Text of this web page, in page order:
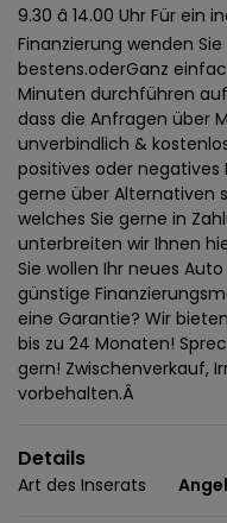
9.30 â 14.00 Uhr Für
Finanzierung wenden
bestens.oderGanz
Minuten durchführen
dass die Anfragen über
unverbindlich &
positives oder negatives
gerne über Alternativen
welches Sie gerne in
unterbreiten wir Ihnen
Sie wollen Ihr neues
günstige
eine Garantie? Wir
bis zu 24 Monaten!
gern! Zwischenverkauf,
vorbehalten.Â
Details
Art des Inserats